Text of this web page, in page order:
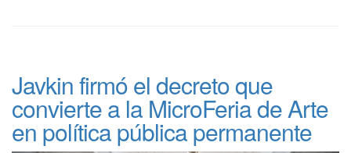
Javkin firmó el decreto que
convierte a la MicroFeria de Arte
en política pública permanente